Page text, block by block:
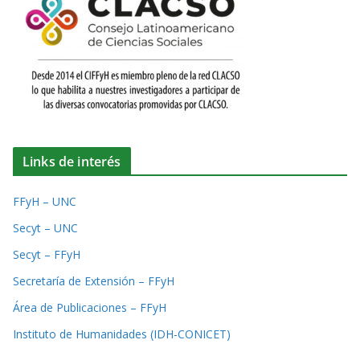
Links de interés
FFyH – UNC
Secyt – UNC
Secyt – FFyH
Secretaría de Extensión – FFyH
Área de Publicaciones – FFyH
Instituto de Humanidades (IDH-CONICET)